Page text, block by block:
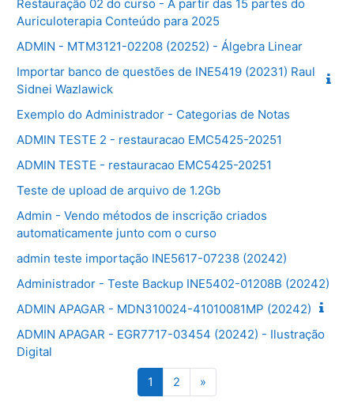
Restauração 02 do curso - A partir das 15 partes do
Auriculoterapia Conteúdo para 2025
ADMIN - MTM3121-02208 (20252) - Álgebra Linear
Importar banco de questões de INE5419 (20231) Raul
Sidnei Wazlawick
Exemplo do Administrador - Categorias de Notas
ADMIN TESTE 2 - restauracao EMC5425-20251
ADMIN TESTE - restauracao EMC5425-20251
Teste de upload de arquivo de 1.2Gb
Admin - Vendo métodos de inscrição criados
automaticamente junto com o curso
admin teste importação INE5617-07238 (20242)
Administrador - Teste Backup INE5402-01208B (20242)
ADMIN APAGAR - MDN310024-41010081MP (20242)
ADMIN APAGAR - EGR7717-03454 (20242) - Ilustração
Digital
1 Página 1
2 Página 2
»